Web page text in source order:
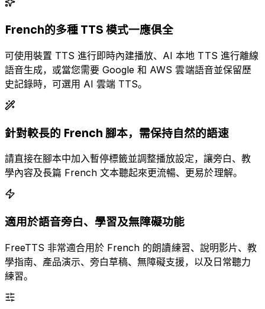
French的多種 TTS 模式一應俱全
可使用裝置 TTS 進行即時內建播放、AI 本地 TTS 進行離線
語音生成，或當您需要 Google 和 AWS 雲端語音並保留歷
史記錄時，可選用 AI 雲端 TTS。
針對較長的 French 腳本，需保持自然的語速
請直接在腳本中加入暫停標籤並調整播放設定，讓旁白、教
學內容及長篇 French 文本聽起來更流暢、更易於理解。
適用於語音旁白、學習及無障礙功能
FreeTTS 非常適合用於 French 的朗讀練習、說明影片、教
學指南、產品演示、旁白草稿、無障礙支援，以及日常聽力
練習。